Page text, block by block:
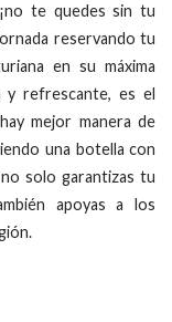
te quedes sin tu
reservando tu
en su máxima
y refrescante, es el
mejor manera de
una botella con
solo garantizas tu
apoyas a los